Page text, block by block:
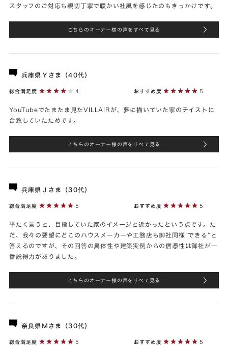
スタッフのご対応も親切丁寧で暖かい社風を感じたのもきっかけです。
こちらのオーナー様の声をすべて見る
兵庫県Ｙさま（40代）
総合満足度 4 おすすめ度 5
YouTubeでたまたま見たVILLAIRが、夢に描いていた家のテイストに
合致していたためです。
こちらのオーナー様の声をすべて見る
兵庫県Ｊさま（30代）
総合満足度 5 おすすめ度 5
平たく言うと、目指していた家のイメージと近かったという点です。た
だ、我々の要望にどこのハウスメーカーや工務店も御社同様”できる”と
答えるのですが、その回答の具体性や建築実例からの信憑性は御社が一
番説得力がありました。
こちらのオーナー様の声をすべて見る
奈良県Ｍさま（30代）
総合満足度 5 おすすめ度 5